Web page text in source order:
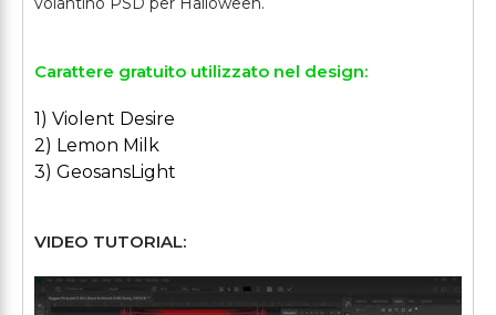
Carattere gratuito utilizzato nel design:
1) Violent Desire
2) Lemon Milk
3) GeosansLight
VIDEO TUTORIAL: